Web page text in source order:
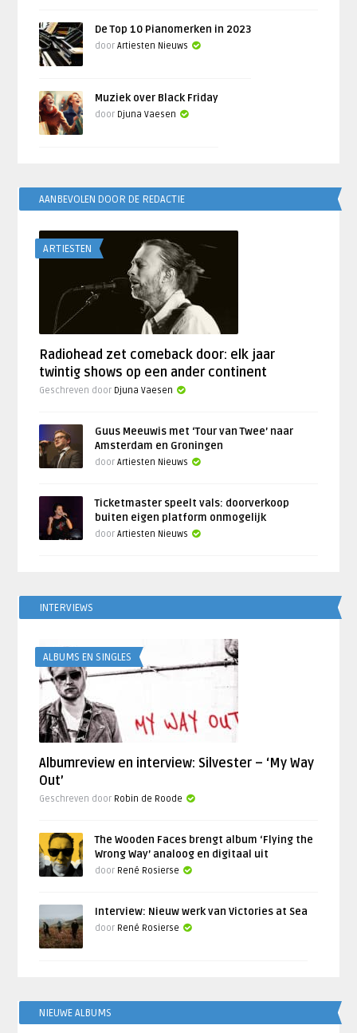
De Top 10 Pianomerken in 2023
doorArtiesten Nieuws
Muziek over Black Friday
door Djuna Vaesen
AANBEVOLEN DOOR DE REDACTIE
ARTIESTEN
Radiohead zet comeback door: elk jaar
twintig shows op een ander continent
Geschreven door Djuna Vaesen
Guus Meeuwis met ‘Tour van Twee’ naar
Amsterdam en Groningen
doorArtiesten Nieuws
Ticketmaster speelt vals: doorverkoop
buiten eigen platform onmogelijk
doorArtiesten Nieuws
INTERVIEWS
ALBUMS EN SINGLES
Albumreview en interview: Silvester – ‘My Way
Out’
Geschreven door Robin de Roode
The Wooden Faces brengt album ‘Flying the
Wrong Way’ analoog en digitaal uit
door René Rosierse
Interview: Nieuw werk van Victories at Sea
door René Rosierse
NIEUWE ALBUMS